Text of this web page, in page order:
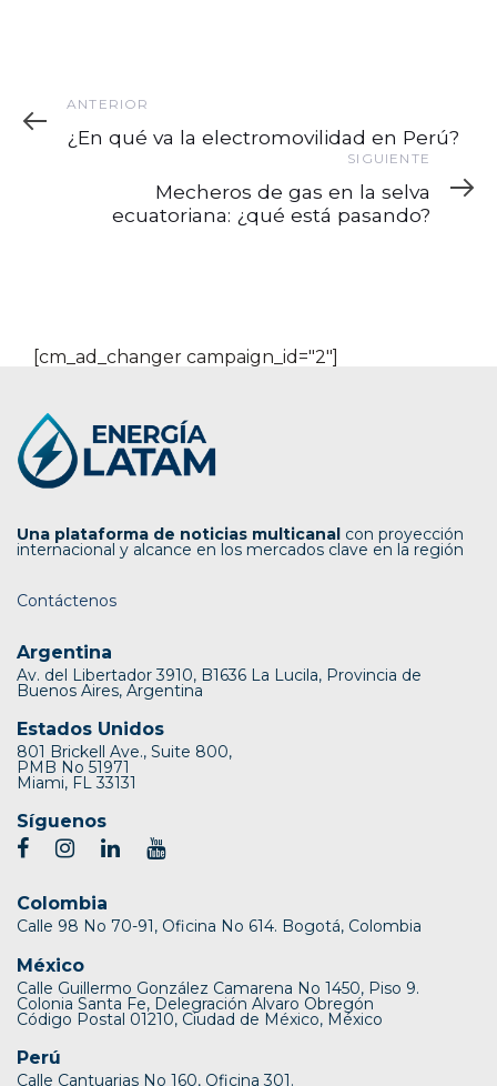
Anterior
ANTERIOR
¿En qué va la electromovilidad en Perú?
SIGUIENTE
Mecheros de gas en la selva
ecuatoriana: ¿qué está pasando?
[cm_ad_changer campaign_id="2"]
Una plataforma de noticias multicanal con proyección
internacional y alcance en los mercados clave en la región
Contáctenos
Argentina
Av. del Libertador 3910, B1636 La Lucila, Provincia de
Buenos Aires, Argentina
Estados Unidos
801 Brickell Ave., Suite 800,
PMB No 51971
Miami, FL 33131
Síguenos
Colombia
Calle 98 No 70-91, Oficina No 614. Bogotá, Colombia
México
Calle Guillermo González Camarena No 1450, Piso 9.
Colonia Santa Fe, Delegración Alvaro Obregón
Código Postal 01210, Ciudad de México, México
Perú
Calle Cantuarias No 160, Oficina 301.